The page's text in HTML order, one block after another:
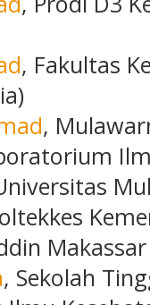
, Fakultas
,
, Sekolah